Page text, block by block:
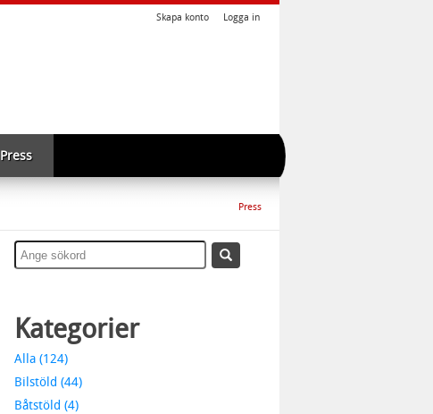
Skapa konto Logga in
Press
Press
Kategorier
Alla (124)
Bilstöld (44)
Båtstöld (4)